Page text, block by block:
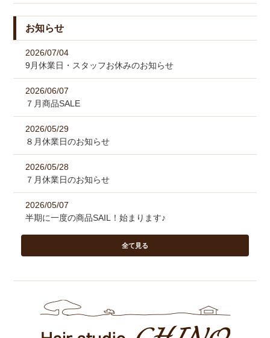
お知らせ
2026/07/04
9月休業日・スタッフお休みのお知らせ
2026/06/07
７月商品SALE
2026/05/29
８月休業日のお知らせ
2026/05/28
７月休業日のお知らせ
2026/05/07
半期に一度の商品SAIL！始まります♪
全て見る